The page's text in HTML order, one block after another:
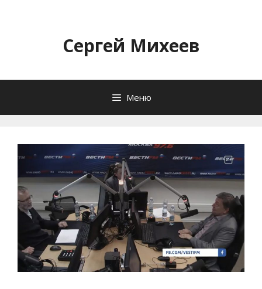
содержимомуСергей Михеев
Меню